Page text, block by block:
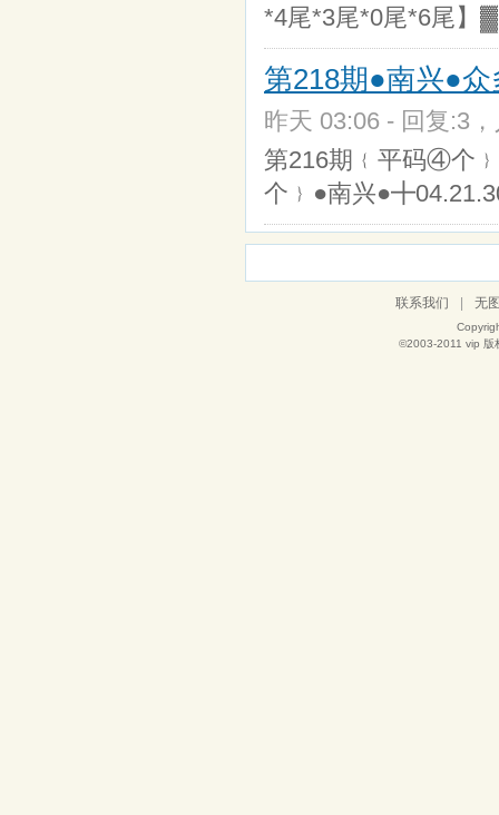
*4尾*3尾*0尾*6尾】
第218期●南兴●
昨天 03:06 - 回复:3
第216期﹛平码④个
个﹜●南兴
联系我们 无
©2003-2011 vip 版